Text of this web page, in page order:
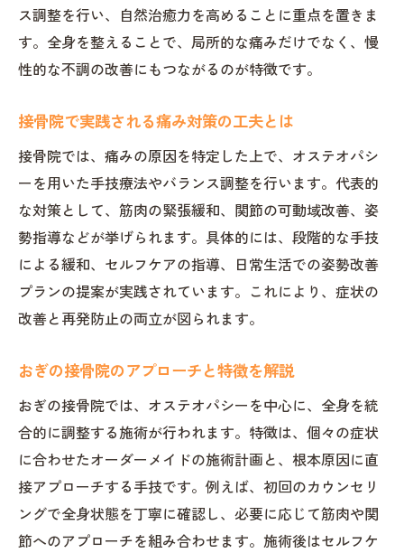
こめかみの痛み改善へ導く施術事例紹介
ホットペッパーで評判の接骨院体験談
施術者の資格と安心できるポイント解説
こめかみの違和感に悩む方必見の施術法
接骨院がすすめるこめかみケアの方法
オステオパシーによる違和感解消プロセス
こめかみの痛みと全身施術の関係性
口コミで支持される接骨院の技術力
セルフケアと併用した効果的なケア方法
悩み別に選べる接骨院施術の特徴
接骨院で促す自然治癒力のメカニズム
オステオパシーがもたらす身体への変化
こめかみ痛み緩和のための生活改善法
接骨院と日常ケアの併用メリット解説
信頼できる接骨院選びで注意すべき点
おぎの接骨院での取組み事例紹介
ス調整を行い、自然治癒力を高めることに重点を置きま
す。全身を整えることで、局所的な痛みだけでなく、慢
性的な不調の改善にもつながるのが特徴です。
接骨院で実践される痛み対策の工夫とは
接骨院では、痛みの原因を特定した上で、オステオパシ
ーを用いた手技療法やバランス調整を行います。代表的
な対策として、筋肉の緊張緩和、関節の可動域改善、姿
勢指導などが挙げられます。具体的には、段階的な手技
による緩和、セルフケアの指導、日常生活での姿勢改善
プランの提案が実践されています。これにより、症状の
改善と再発防止の両立が図られます。
おぎの接骨院のアプローチと特徴を解説
おぎの接骨院では、オステオパシーを中心に、全身を統
合的に調整する施術が行われます。特徴は、個々の症状
に合わせたオーダーメイドの施術計画と、根本原因に直
接アプローチする手技です。例えば、初回のカウンセリ
ングで全身状態を丁寧に確認し、必要に応じて筋肉や関
節へのアプローチを組み合わせます。施術後はセルフケ